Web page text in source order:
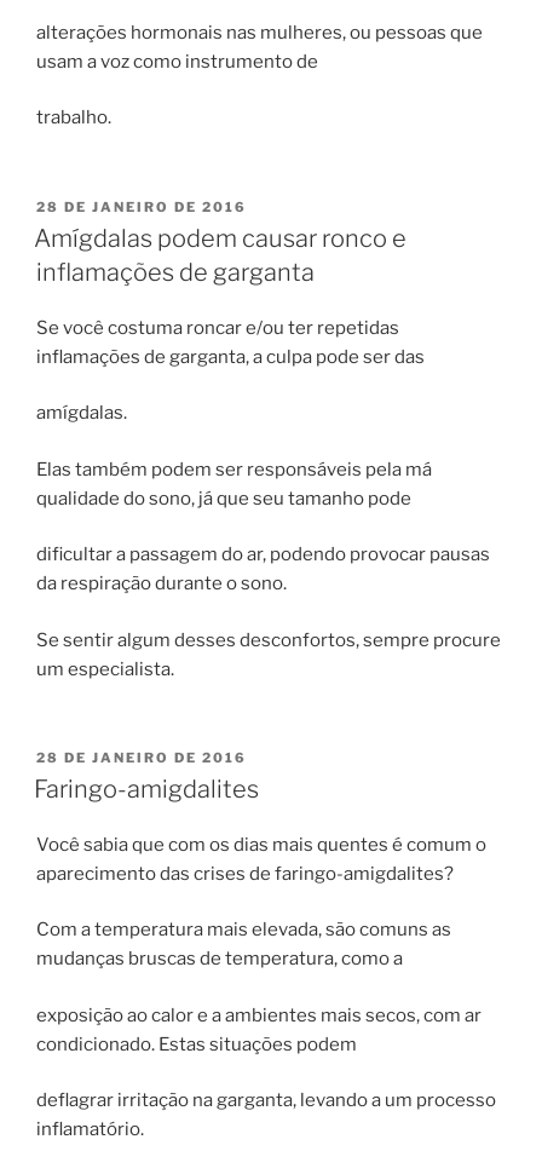
alterações hormonais nas mulheres, ou pessoas que
usam a voz como instrumento de
trabalho.
PUBLICADO
EM
28 DE JANEIRO DE 2016
Amígdalas podem causar ronco e
inflamações de garganta
Se você costuma roncar e/ou ter repetidas
inflamações de garganta, a culpa pode ser das
amígdalas.
Elas também podem ser responsáveis pela má
qualidade do sono, já que seu tamanho pode
dificultar a passagem do ar, podendo provocar pausas
da respiração durante o sono.
Se sentir algum desses desconfortos, sempre procure
um especialista.
PUBLICADO
EM
28 DE JANEIRO DE 2016
Faringo-amigdalites
Você sabia que com os dias mais quentes é comum o
aparecimento das crises de faringo-amigdalites?
Com a temperatura mais elevada, são comuns as
mudanças bruscas de temperatura, como a
exposição ao calor e a ambientes mais secos, com ar
condicionado. Estas situações podem
deflagrar irritação na garganta, levando a um processo
inflamatório.